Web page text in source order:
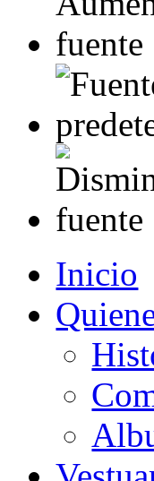
Inicio